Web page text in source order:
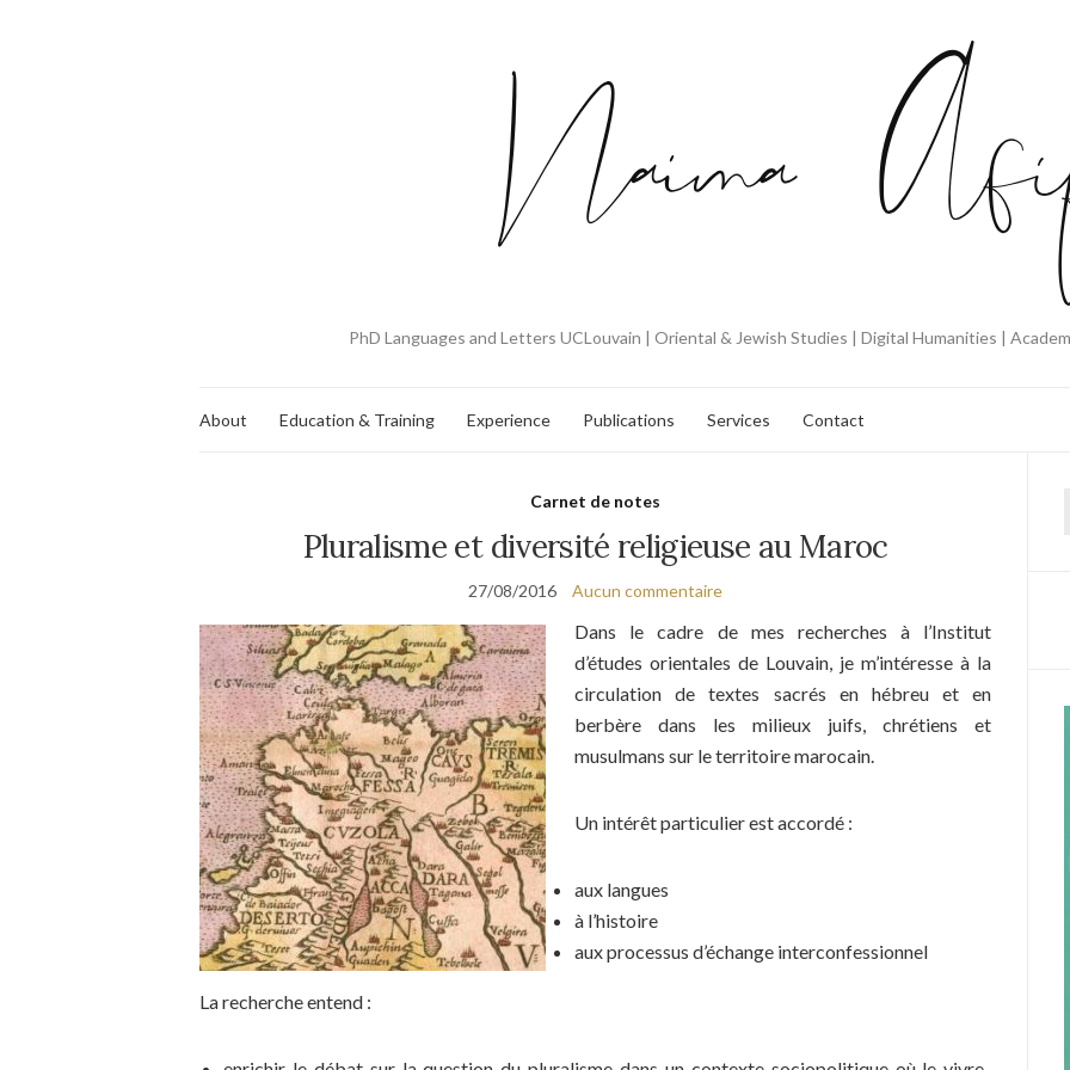
PhD Languages and Letters UCLouvain | Oriental & Jewish Studies | Digital Humanities |
About Education & Training Experience Publications Services Contact
Carnet de notes
Pluralisme et diversité religieuse au Maroc
27/08/2016 Aucun commentaire
Dans le cadre de mes recherches à l’Institut
d’études orientales de Louvain, je m’intéresse à la
circulation de textes sacrés en hébreu et en
berbère dans les milieux juifs, chrétiens et
musulmans sur le territoire marocain.
Un intérêt particulier est accordé :
aux langues
à l’histoire
aux processus d’échange interconfessionnel
La recherche entend :